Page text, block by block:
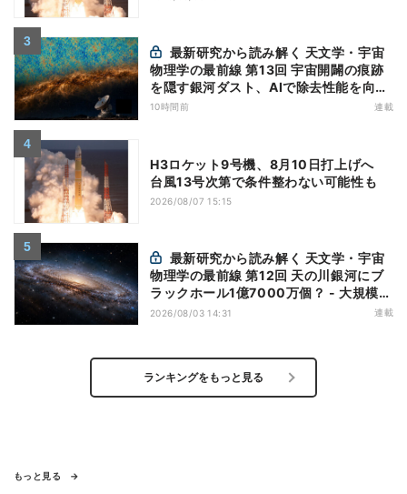
物理学の最前線 第13回 宇宙開闢の痕跡
を隠す銀河ダスト、AIで除去性能を向上
- CMBのBモード探索に新手法
10時間前 連載
H3ロケット9号機、8月10日打上げへ
台風13号次第で条件整わない可能性も
2026/08/07 15:15
物理学の最前線 第12回 天の川銀河にブ
ラックホール1億7000万個？ - 大規模計
算が描くその分布
2026/08/03 14:31 連載
ランキングをもっと見る
もっと見る